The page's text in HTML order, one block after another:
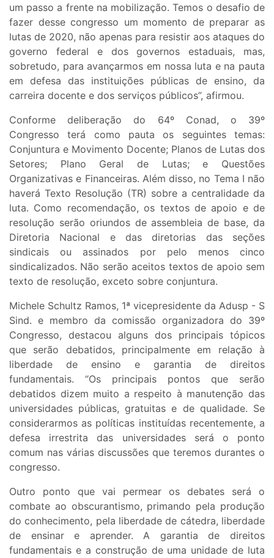
um passo a frente na mobilização. Temos o desafio de
fazer desse congresso um momento de preparar as
lutas de 2020, não apenas para resistir aos ataques do
governo federal e dos governos estaduais, mas,
sobretudo, para avançarmos em nossa luta e na pauta
em defesa das instituições públicas de ensino, da
carreira docente e dos serviços públicos”, afirmou.
Conforme deliberação do 64º Conad, o 39º
Congresso terá como pauta os seguintes temas:
Conjuntura e Movimento Docente; Planos de Lutas dos
Setores; Plano Geral de Lutas; e Questões
Organizativas e Financeiras. Além disso, no Tema I não
haverá Texto Resolução (TR) sobre a centralidade da
luta. Como recomendação, os textos de apoio e de
resolução serão oriundos de assembleia de base, da
Diretoria Nacional e das diretorias das seções
sindicais ou assinados por pelo menos cinco
sindicalizados. Não serão aceitos textos de apoio sem
texto de resolução, exceto sobre conjuntura.
Michele Schultz Ramos, 1ª vicepresidente da Adusp - S
Sind. e membro da comissão organizadora do 39º
Congresso, destacou alguns dos principais tópicos
que serão debatidos, principalmente em relação à
liberdade de ensino e garantia de direitos
fundamentais. “Os principais pontos que serão
debatidos dizem muito a respeito à manutenção das
universidades públicas, gratuitas e de qualidade. Se
considerarmos as políticas instituídas recentemente, a
defesa irrestrita das universidades será o ponto
comum nas várias discussões que teremos durantes o
congresso.
Outro ponto que vai permear os debates será o
combate ao obscurantismo, primando pela produção
do conhecimento, pela liberdade de cátedra, liberdade
de ensinar e aprender. A garantia de direitos
fundamentais e a construção de uma unidade de luta